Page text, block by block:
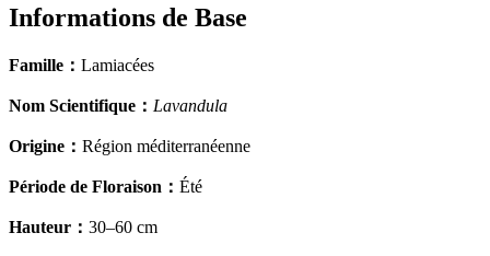
Informations de Base
Famille ： Lamiacées
Nom Scientifique ： Lavandula
Origine ： Région méditerranéenne
Période de Floraison ： Été
Hauteur ： 30–60 cm